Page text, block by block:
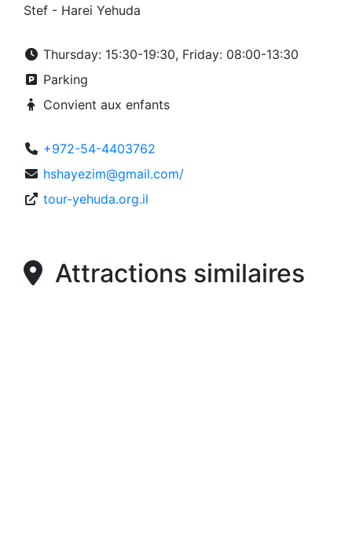
Stef - Harei Yehuda
Thursday: 15:30-19:30, Friday: 08:00-13:30
Parking
Convient aux enfants
+972-54-4403762
hshayezim@gmail.com/
tour-yehuda.org.il
Attractions similaires